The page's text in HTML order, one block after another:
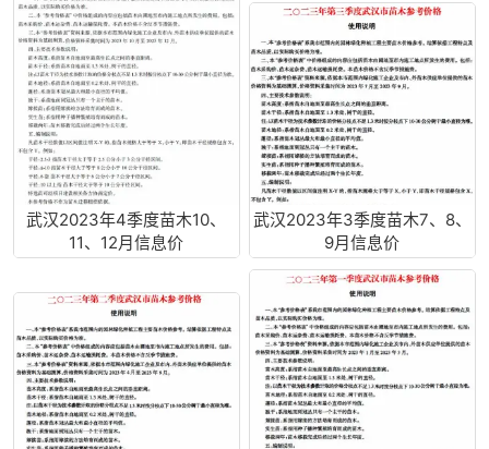
武汉2023年4季度苗木10、
11、12月信息价
武汉2023年3季度苗木7、8、
9月信息价